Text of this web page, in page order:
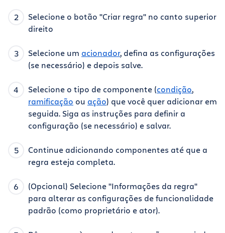
Selecione o botão "Criar regra" no canto superior
direito
Selecione um acionador, defina as configurações
(se necessário) e depois salve.
Selecione o tipo de componente (condição,
ramificação ou ação) que você quer adicionar em
seguida. Siga as instruções para definir a
configuração (se necessário) e salvar.
Continue adicionando componentes até que a
regra esteja completa.
(Opcional) Selecione "Informações da regra"
para alterar as configurações de funcionalidade
padrão (como proprietário e ator).